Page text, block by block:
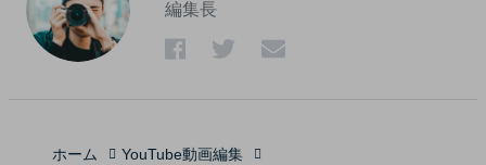
編集長
ホーム
YouTube動画編集